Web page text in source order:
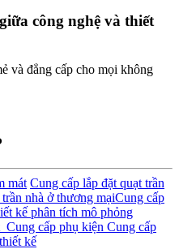
công nghệ và thiết
và đẳng cấp cho mọi không
mát Cung cấp lắp đặt quạt trần
nhà ở thương mạiCung cấp
kế phân tích mô phỏng
Cung cấp phụ kiện Cung cấp
kế